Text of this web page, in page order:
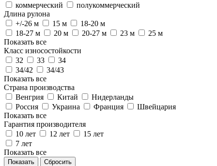
коммерческий
полукоммерческий
Длина рулона
+/-26 м
15 м
18-20 м
18-27 м
20 м 20-27 м 23 м
25 м
Показать все
Класс износостойкости
32
33
34
34/42
34/43
Показать все
Страна производства
Венгрия
Китай
Нидерланды
Россия
Украина Франция
Швейцария
Показать все
Гарантия производителя
10 лет
12 лет
15 лет
7 лет
Показать все